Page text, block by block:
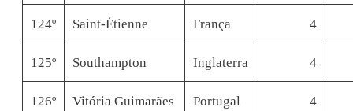
124º Saint-Étienne França 4
125º Southampton Inglaterra 4
126º Vitória Guimarães Portugal 4